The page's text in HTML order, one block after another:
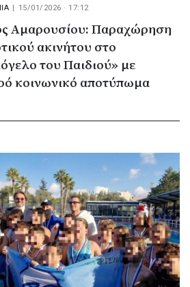
| 15/01/2026 · 17:12
Αμαρουσίου: Παραχώρηση
ακινήτου στο
του Παιδιού» με
κοινωνικό αποτύπωμα